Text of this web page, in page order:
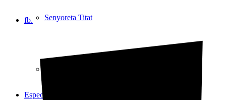
Senyoreta Titat
Espectacles
fb.